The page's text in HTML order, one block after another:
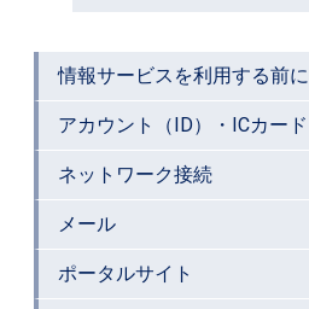
情報サービスを利用する前に
アカウント（ID）・ICカード
ネットワーク接続
メール
ポータルサイト